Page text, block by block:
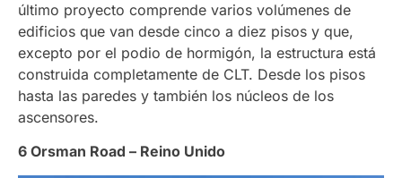
último proyecto comprende varios volúmenes de
edificios que van desde cinco a diez pisos y que,
excepto por el podio de hormigón, la estructura está
construida completamente de CLT. Desde los pisos
hasta las paredes y también los núcleos de los
ascensores.
6 Orsman Road – Reino Unido